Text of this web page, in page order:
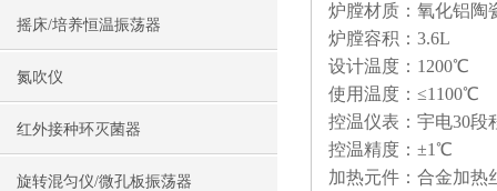
摇床/培养恒温振荡器
氮吹仪
红外接种环灭菌器
旋转混匀仪/微孔板振荡器
炉膛材质：氧化铝陶
炉膛容积：3.6L
设计温度：1200℃
使用温度：≤1100℃
控温仪表：宇电30段
控温精度：±1℃
加热元件：合金加热